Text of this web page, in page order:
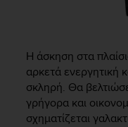
Η άσκηση στα
αρκετά ενεργητική
σκληρή. Θα
γρήγορα και
σχηματίζεται